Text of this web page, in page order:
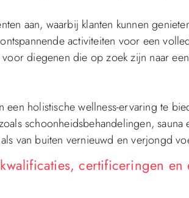
aan, waarbij klanten kunnen
activiteiten voor een
diegenen die op zoek zijn naar
een holistische wellness-ervaring te
schoonheidsbehandelingen, sauna
van buiten vernieuwd en verjongd
certificeringen